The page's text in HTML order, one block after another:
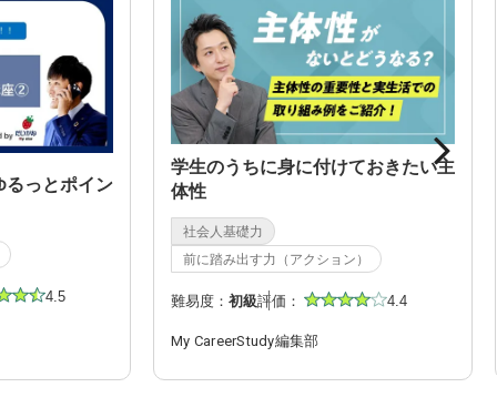
るっとポイン
4.5
学生のうちに身に付けておきたい主
体性
社会人基礎力
前に踏み出す力（アクション）
難易度： 初級評価： 4.4
My CareerStudy編集部